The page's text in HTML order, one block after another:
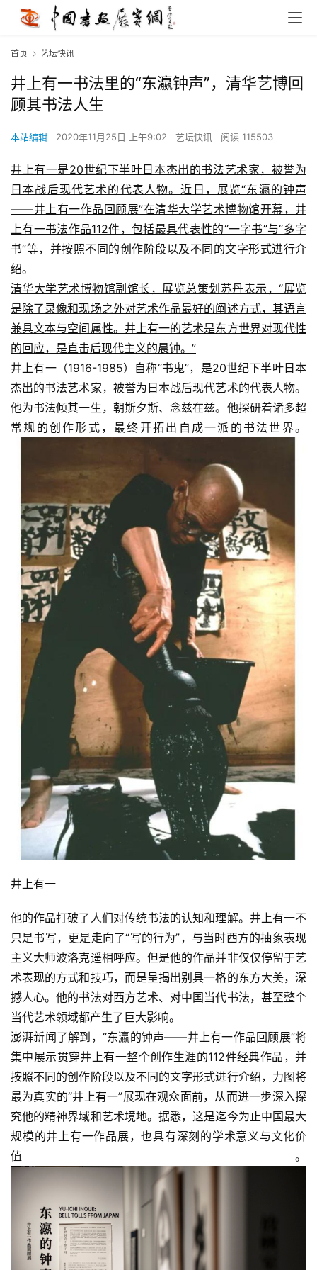
首页 艺坛快讯
井上有一书法里的“东瀛钟声”，清华艺博回
顾其书法人生
本站编辑 2020年11月25日 上午9:02 艺坛快讯 阅读 115503
井上有一是20世纪下半叶日本杰出的书法艺术家，被誉为
日本战后现代艺术的代表人物。近日，展览“东瀛的钟声
——井上有一作品回顾展”在清华大学艺术博物馆开幕，井
上有一书法作品112件，包括最具代表性的“一字书”与“多字
书”等，并按照不同的创作阶段以及不同的文字形式进行介
绍。
清华大学艺术博物馆副馆长，展览总策划苏丹表示，“展览
是除了录像和现场之外对艺术作品最好的阐述方式，其语言
兼具文本与空间属性。井上有一的艺术是东方世界对现代性
的回应，是直击后现代主义的晨钟。”
井上有一（1916-1985）自称“书鬼”，是20世纪下半叶日本
杰出的书法艺术家，被誉为日本战后现代艺术的代表人物。
他为书法倾其一生，朝斯夕斯、念兹在兹。他探研着诸多超
常规的创作形式，最终开拓出自成一派的书法世界。
井上有一
他的作品打破了人们对传统书法的认知和理解。井上有一不
只是书写，更是走向了“写的行为”，与当时西方的抽象表现
主义大师波洛克遥相呼应。但是他的作品并非仅仅停留于艺
术表现的方式和技巧，而是呈揭出别具一格的东方大美，深
撼人心。他的书法对西方艺术、对中国当代书法，甚至整个
当代艺术领域都产生了巨大影响。
澎湃新闻了解到，“东瀛的钟声——井上有一作品回顾展”将
集中展示贯穿井上有一整个创作生涯的112件经典作品，并
按照不同的创作阶段以及不同的文字形式进行介绍，力图将
最为真实的“井上有一”展现在观众面前，从而进一步深入探
究他的精神界域和艺术境地。据悉，这是迄今为止中国最大
规模的井上有一作品展，也具有深刻的学术意义与文化价
值。